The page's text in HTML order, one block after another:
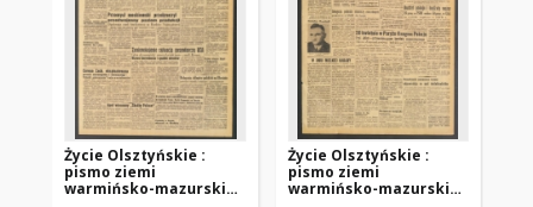
Życie Olsztyńskie :
pismo ziemi
warmińsko-mazurskiej,
Życie Olsztyńskie :
pismo ziemi
warmińsko-mazurskiej,